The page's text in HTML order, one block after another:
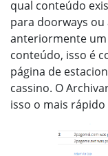
qual conteúdo
para doorways
anteriormente
conteúdo, isso é
página de
cassino. O
isso o mais rápido